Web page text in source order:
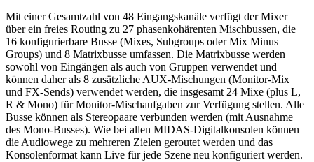
Mit einer Gesamtzahl von 48 Eingangskanäle verfügt der Mixer
über ein freies Routing zu 27 phasenkohärenten Mischbussen, die
16 konfigurierbare Busse (Mixes, Subgroups oder Mix Minus
Groups) und 8 Matrixbusse umfassen. Die Matrixbusse werden
sowohl von Eingängen als auch von Gruppen verwendet und
können daher als 8 zusätzliche AUX-Mischungen (Monitor-Mix
und FX-Sends) verwendet werden, die insgesamt 24 Mixe (plus L,
R & Mono) für Monitor-Mischaufgaben zur Verfügung stellen. Alle
Busse können als Stereopaare verbunden werden (mit Ausnahme
des Mono-Busses). Wie bei allen MIDAS-Digitalkonsolen können
die Audiowege zu mehreren Zielen geroutet werden und das
Konsolenformat kann Live für jede Szene neu konfiguriert werden.